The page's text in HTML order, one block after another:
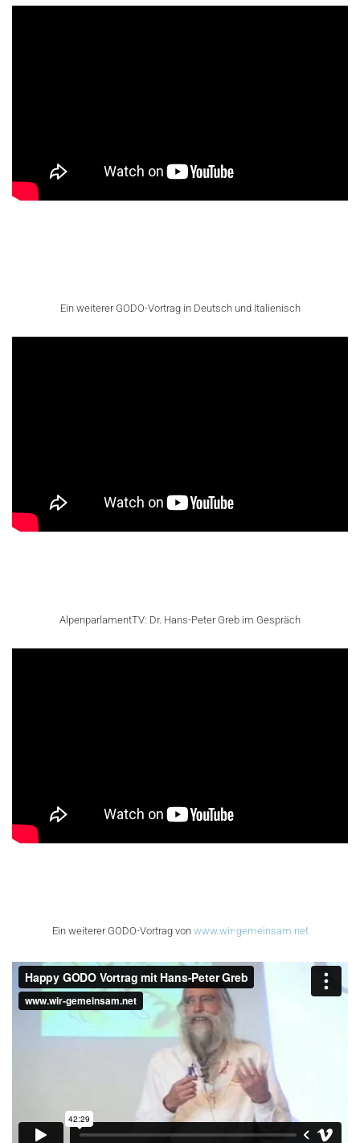
Ein weiterer GODO-Vortrag in Deutsch und Italienisch
AlpenparlamentTV: Dr. Hans-Peter Greb im Gespräch
Ein weiterer GODO-Vortrag von www.wir-gemeinsam.net